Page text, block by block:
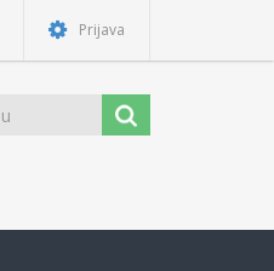
Prijava